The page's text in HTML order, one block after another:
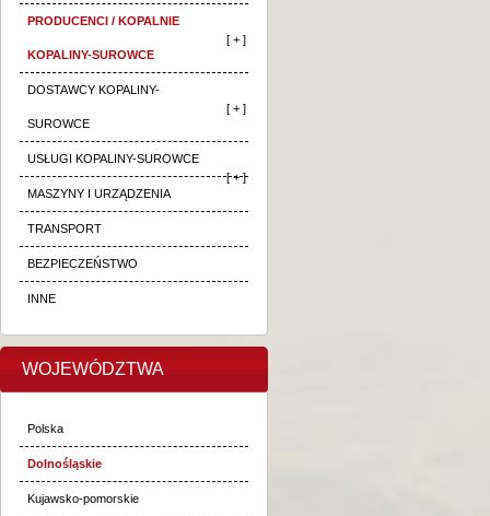
PRODUCENCI / KOPALNIE
KOPALINY-SUROWCE
[ + ]
DOSTAWCY KOPALINY-
SUROWCE
[ + ]
USŁUGI KOPALINY-SUROWCE
[ + ]
MASZYNY I URZĄDZENIA
TRANSPORT
BEZPIECZEŃSTWO
INNE
WOJEWÓDZTWA
Polska
Dolnośląskie
Kujawsko-pomorskie